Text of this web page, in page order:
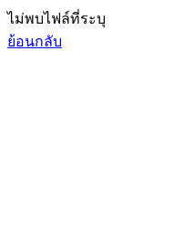
ไม่พบไฟล์ที่ระบุ
ย้อนกลับ